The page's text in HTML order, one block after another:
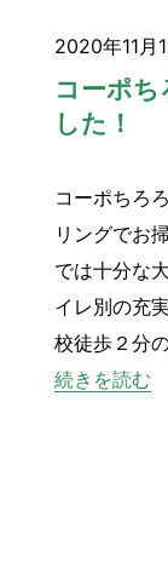
2020年11月
コーポ
した！
コーポちろ
リングでお
では十分な
イレ別の充
校徒歩２分
続きを読む“